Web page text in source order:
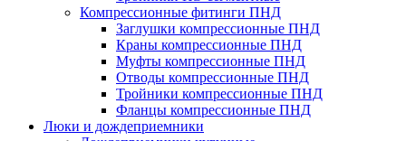
Компрессионные фитинги ПНД
Заглушки компрессионные ПНД
Краны компрессионные ПНД
Муфты компрессионные ПНД
Отводы компрессионные ПНД
Тройники компрессионные ПНД
Фланцы компрессионные ПНД
Люки и дождеприемники